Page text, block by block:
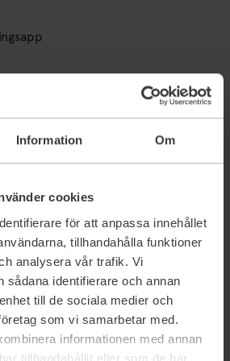
Information Om
cookies
för att anpassa innehållet
tillhandahålla funktioner
analysera vår trafik. Vi
sådana identifierare och annan
till de sociala medier och
som vi samarbetar med.
informationen med annan
tillhandahållit eller som de har
er å bli sterkere, mer bevegelig,
eller om du bare vil trene for
ønsker vi å være din
an email to tinn.fs.1@gmail.com
tinn.fs.1@gmail.com
Link til: Timeplan
Timeplan